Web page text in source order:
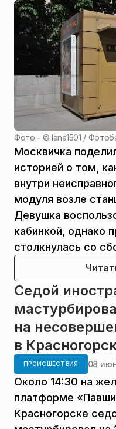
Фото - ©lana1501 /
Москвичка
историей о том,
внутри
модуля возле
Девушка
кабинкой, однако
столкнулась со
Седой
на
в
ПРОИСШЕСТВИЯ 08
Около 14:30 на
платформе
Красногорске